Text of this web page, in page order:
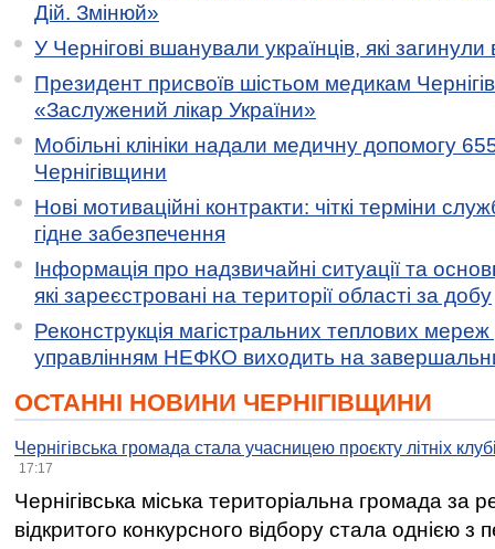
Дій. Змінюй»
У Чернігові вшанували українців, які загинули
Президент присвоїв шістьом медикам
«Заслужений лікар України»
Мобільні клініки надали медичну допомогу
Чернігівщини
Нові мотиваційні контракти: чіткі терміни
гідне забезпечення
Інформація про надзвичайні ситуації та
які зареєстровані на території області за добу
Реконструкція магістральних теплових мереж
управлінням НЕФКО виходить на
ОСТАННІ НОВИНИ ЧЕРНІГІВЩИНИ
Чернігівська громада стала учасницею проєкту літніх
17:17
Чернігівська міська територіальна громада за
відкритого конкурсного відбору стала однією